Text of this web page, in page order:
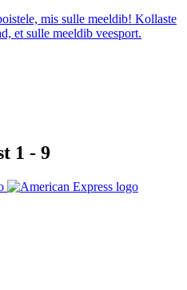
mis sulle meeldib! Kollaste
et sulle meeldib veesport.
1 - 9